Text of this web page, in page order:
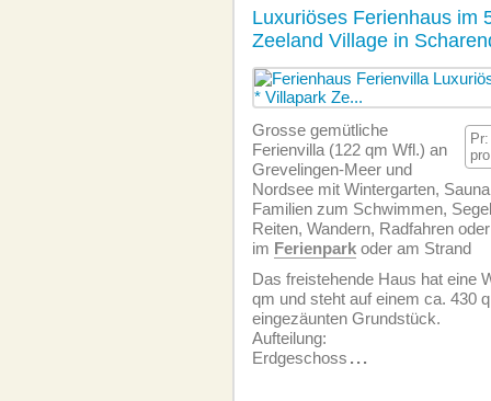
Luxuriöses Ferienhaus im
Zeeland Village in
Grosse gemütliche
Ferienvilla (122 qm Wfl.) an
Grevelingen-Meer und
Nordsee mit Wintergarten,
Familien zum Schwimmen,
Reiten, Wandern, Radfahren
im Ferienpark oder am Strand
Das freistehende Haus hat eine
qm und steht auf einem ca. 430
eingezäunten Grundstück.
Aufteilung:
Erdgeschoss ...